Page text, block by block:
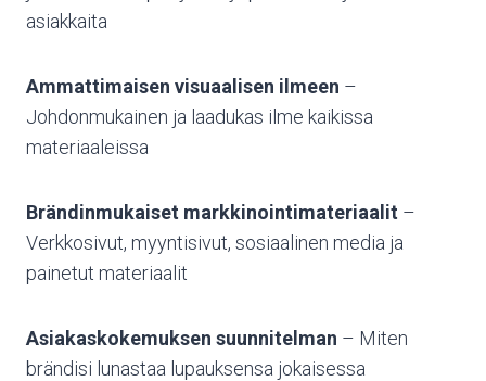
asiakkaita
Ammattimaisen visuaalisen ilmeen –
Johdonmukainen ja laadukas ilme kaikissa
materiaaleissa
Brändinmukaiset markkinointimateriaalit –
Verkkosivut, myyntisivut, sosiaalinen media ja
painetut materiaalit
Asiakaskokemuksen suunnitelman – Miten
brändisi lunastaa lupauksensa jokaisessa